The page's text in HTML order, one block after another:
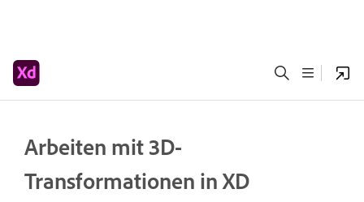
Arbeiten mit 3D-
Transformationen in XD